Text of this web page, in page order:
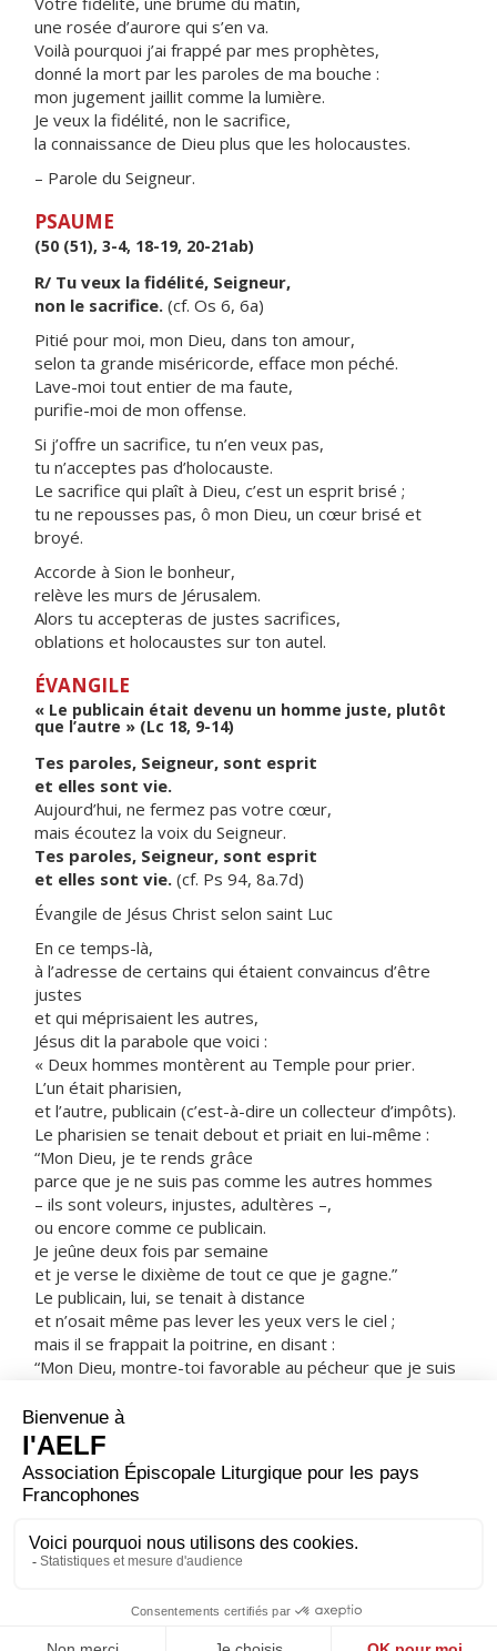
une rosée d’aurore qui s’en va.
Voilà pourquoi j’ai frappé par mes prophètes,
donné la mort par les paroles de ma bouche :
mon jugement jaillit comme la lumière.
Je veux la fidélité, non le sacrifice,
la connaissance de Dieu plus que les holocaustes.
– Parole du Seigneur.
PSAUME
(50 (51), 3-4, 18-19, 20-21ab)
R/ Tu veux la fidélité, Seigneur,
non le sacrifice. (cf. Os 6, 6a)
Pitié pour moi, mon Dieu, dans ton amour,
selon ta grande miséricorde, efface mon péché.
Lave-moi tout entier de ma faute,
purifie-moi de mon offense.
Si j’offre un sacrifice, tu n’en veux pas,
tu n’acceptes pas d’holocauste.
Le sacrifice qui plaît à Dieu, c’est un esprit brisé ;
tu ne repousses pas, ô mon Dieu, un cœur brisé et
broyé.
Accorde à Sion le bonheur,
relève les murs de Jérusalem.
Alors tu accepteras de justes sacrifices,
oblations et holocaustes sur ton autel.
ÉVANGILE
« Le publicain était devenu un homme juste, plutôt
que l’autre » (Lc 18, 9-14)
Tes paroles, Seigneur, sont esprit
et elles sont vie.
Aujourd’hui, ne fermez pas votre cœur,
mais écoutez la voix du Seigneur.
Tes paroles, Seigneur, sont esprit
et elles sont vie. (cf. Ps 94, 8a.7d)
Évangile de Jésus Christ selon saint Luc
En ce temps-là,
à l’adresse de certains qui étaient convaincus d’être
justes
et qui méprisaient les autres,
Jésus dit la parabole que voici :
« Deux hommes montèrent au Temple pour prier.
L’un était pharisien,
et l’autre, publicain (c’est-à-dire un collecteur d’impôts).
Le pharisien se tenait debout et priait en lui-même :
“Mon Dieu, je te rends grâce
parce que je ne suis pas comme les autres hommes
– ils sont voleurs, injustes, adultères –,
ou encore comme ce publicain.
Je jeûne deux fois par semaine
et je verse le dixième de tout ce que je gagne.”
Le publicain, lui, se tenait à distance
et n’osait même pas lever les yeux vers le ciel ;
mais il se frappait la poitrine, en disant :
“Mon Dieu, montre-toi favorable au pécheur que je suis
Je vous le déclare :
quand ce dernier redescendit dans sa maison,
c’est lui qui était devenu un homme juste,
plutôt que l’autre.
Qui s’élève sera abaissé ;
qui s’abaisse sera élevé. »
– Acclamons la Parole de Dieu.